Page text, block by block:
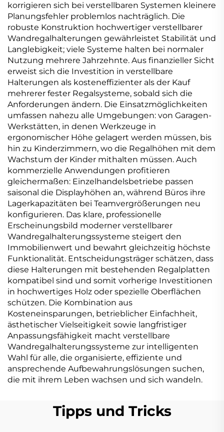
korrigieren sich bei verstellbaren Systemen kleinere
Planungsfehler problemlos nachträglich. Die
robuste Konstruktion hochwertiger verstellbarer
Wandregalhalterungen gewährleistet Stabilität und
Langlebigkeit; viele Systeme halten bei normaler
Nutzung mehrere Jahrzehnte. Aus finanzieller Sicht
erweist sich die Investition in verstellbare
Halterungen als kosteneffizienter als der Kauf
mehrerer fester Regalsysteme, sobald sich die
Anforderungen ändern. Die Einsatzmöglichkeiten
umfassen nahezu alle Umgebungen: von Garagen-
Werkstätten, in denen Werkzeuge in
ergonomischer Höhe gelagert werden müssen, bis
hin zu Kinderzimmern, wo die Regalhöhen mit dem
Wachstum der Kinder mithalten müssen. Auch
kommerzielle Anwendungen profitieren
gleichermaßen: Einzelhandelsbetriebe passen
saisonal die Displayhöhen an, während Büros ihre
Lagerkapazitäten bei Teamvergrößerungen neu
konfigurieren. Das klare, professionelle
Erscheinungsbild moderner verstellbarer
Wandregalhalterungssysteme steigert den
Immobilienwert und bewahrt gleichzeitig höchste
Funktionalität. Entscheidungsträger schätzen, dass
diese Halterungen mit bestehenden Regalplatten
kompatibel sind und somit vorherige Investitionen
in hochwertiges Holz oder spezielle Oberflächen
schützen. Die Kombination aus
Kosteneinsparungen, betrieblicher Einfachheit,
ästhetischer Vielseitigkeit sowie langfristiger
Anpassungsfähigkeit macht verstellbare
Wandregalhalterungssysteme zur intelligenten
Wahl für alle, die organisierte, effiziente und
ansprechende Aufbewahrungslösungen suchen,
die mit ihrem Leben wachsen und sich wandeln.
Tipps und Tricks